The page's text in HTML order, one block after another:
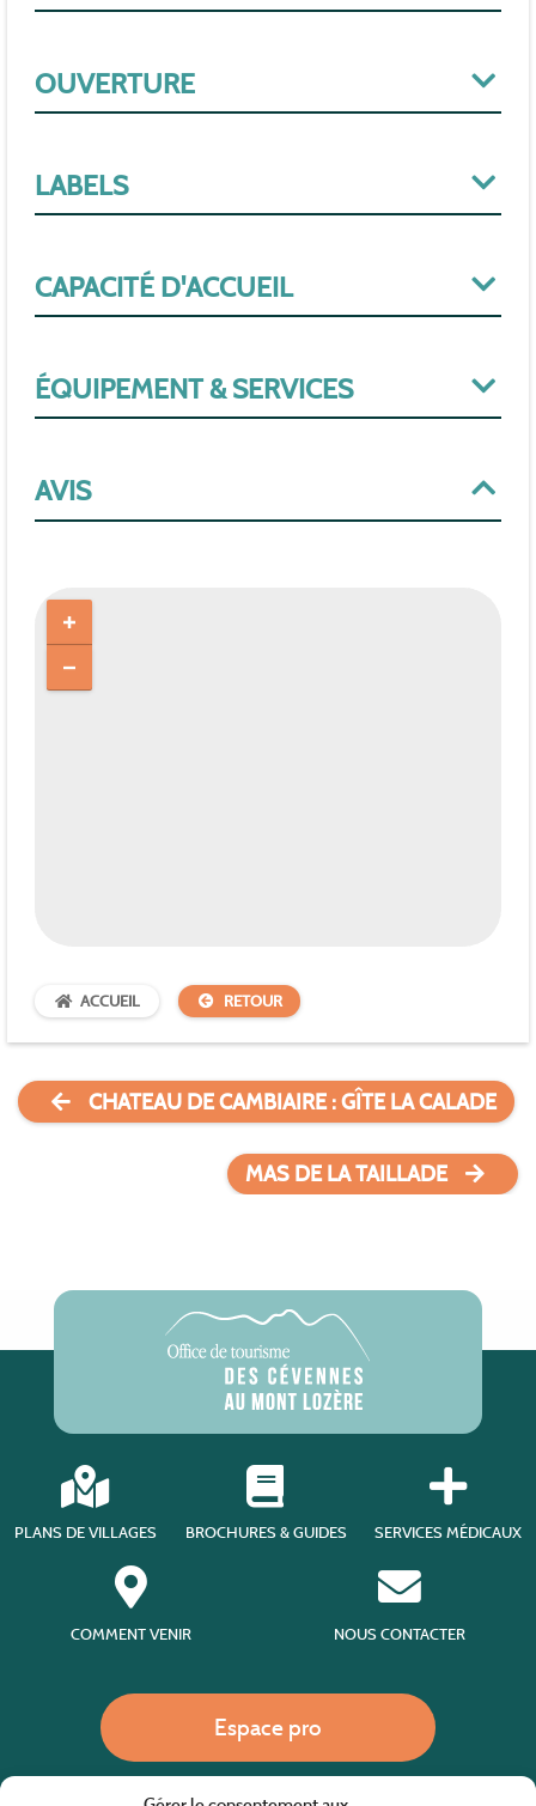
OUVERTURE
LABELS
CAPACITÉ D'ACCUEIL
ÉQUIPEMENT & SERVICES
AVIS
ACCUEIL RETOUR
CHATEAU DE CAMBIAIRE : GÎTE LA CALADE
MAS DE LA TAILLADE
PLANS DE VILLAGES BROCHURES & GUIDES SERVICES MÉDICAUX
COMMENT VENIR NOUS CONTACTER
Espace pro